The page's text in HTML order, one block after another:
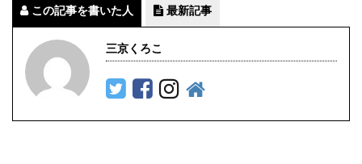
この記事を書いた人 最新記事
三京くろこ